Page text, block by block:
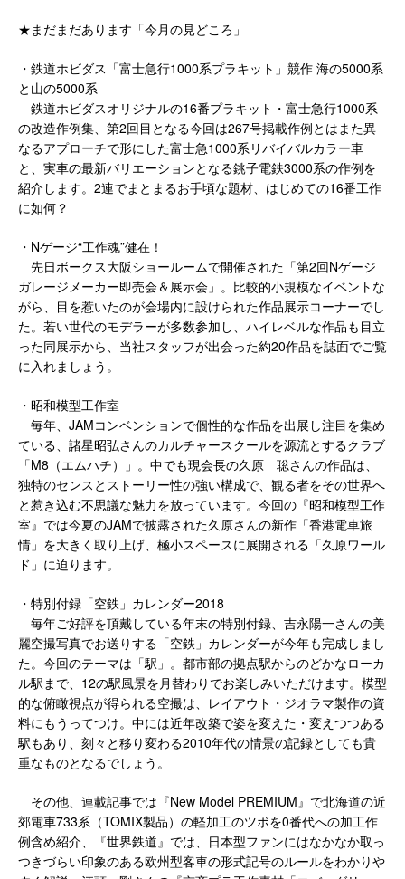
★まだまだあります「今月の見どころ」
・鉄道ホビダス「富士急行1000系プラキット」競作 海の5000系
と山の5000系
鉄道ホビダスオリジナルの16番プラキット・富士急行1000系
の改造作例集、第2回目となる今回は267号掲載作例とはまた異
なるアプローチで形にした富士急1000系リバイバルカラー車
と、実車の最新バリエーションとなる銚子電鉄3000系の作例を
紹介します。2連でまとまるお手頃な題材、はじめての16番工作
に如何？
・Nゲージ“工作魂”健在！
先日ボークス大阪ショールームで開催された「第2回Nゲージ
ガレージメーカー即売会＆展示会」。比較的小規模なイベントな
がら、目を惹いたのが会場内に設けられた作品展示コーナーでし
た。若い世代のモデラーが多数参加し、ハイレベルな作品も目立
った同展示から、当社スタッフが出会った約20作品を誌面でご覧
に入れましょう。
・昭和模型工作室
毎年、JAMコンベンションで個性的な作品を出展し注目を集め
ている、諸星昭弘さんのカルチャースクールを源流とするクラブ
「M8（エムハチ）」。中でも現会長の久原 聡さんの作品は、
独特のセンスとストーリー性の強い構成で、観る者をその世界へ
と惹き込む不思議な魅力を放っています。今回の『昭和模型工作
室』では今夏のJAMで披露された久原さんの新作「香港電車旅
情」を大きく取り上げ、極小スペースに展開される「久原ワール
ド」に迫ります。
・特別付録「空鉄」カレンダー2018
毎年ご好評を頂戴している年末の特別付録、吉永陽一さんの美
麗空撮写真でお送りする「空鉄」カレンダーが今年も完成しまし
た。今回のテーマは「駅」。都市部の拠点駅からのどかなローカ
ル駅まで、12の駅風景を月替わりでお楽しみいただけます。模型
的な俯瞰視点が得られる空撮は、レイアウト・ジオラマ製作の資
料にもうってつけ。中には近年改築で姿を変えた・変えつつある
駅もあり、刻々と移り変わる2010年代の情景の記録としても貴
重なものとなるでしょう。
その他、連載記事では『New Model PREMIUM』で北海道の近
郊電車733系（TOMIX製品）の軽加工のツボを0番代への加工作
例含め紹介、『世界鉄道』では、日本型ファンにはなかなか取っ
つきづらい印象のある欧州型客車の形式記号のルールをわかりや